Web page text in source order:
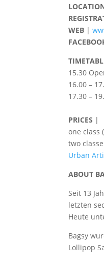
WEB |
15.30
16.00 –
17.30 –
PRICES |
one class
two
Urban
ABOUT
Seit 13
letzten
Heute
Bagsy
Lollipop